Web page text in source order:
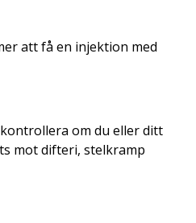
att få en injektion med
om du eller ditt
mot difteri, stelkramp